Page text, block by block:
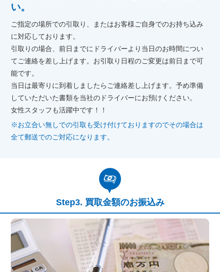
い。
ご指定の場所での引取り、またはお客様ご自身でのお持ち込み
に対応しております。
引取りの場合、前日までにドライバーより当日のお時間につい
てご連絡を差し上げます。お引取り日程のご変更は前日まで可
能です。
当日は最寄りに到着しましたらご連絡差し上げます。予め準備
していただいた書類を当社のドライバーにお預けください。
女性スタッフも活躍中です！！
※お立合い無しでの引取も受け付けておりますのでその場合は
全て郵送でのご対応になります。
買取金額のお振込み